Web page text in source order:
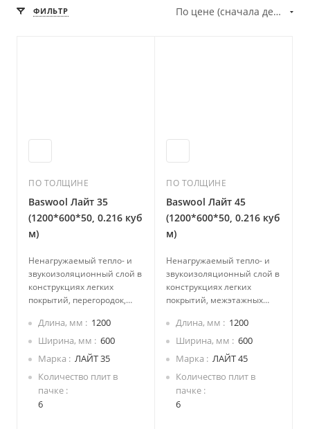
ФИЛЬТР По цене (сначала дешёвые)
ПО ТОЛЩИНЕ
Baswool Лайт 35
(1200*600*50, 0.216 куб
м)
Ненагружаемый тепло- и
звукоизоляционный слой в
конструкциях легких
покрытий, перегородок,
межэтажных перекрытий,
покрытий скатных кровель,
в том числе мансардных,
полов с укладкой изоляции
между лагами.
Средний
теплоизоляционный слой в
Длина, мм
1200
Ширина, мм
600
Марка
ЛАЙТ 35
Количество плит в
пачке
6
ПО ТОЛЩИНЕ
Baswool Лайт 45
(1200*600*50, 0.216 куб
м)
Ненагружаемый тепло- и
звукоизоляционный слой в
конструкциях легких
покрытий, межэтажных
укладкой изоляции между
лагами.
Длина, мм
1200
Ширина, мм
600
Марка
ЛАЙТ 45
Количество плит в
пачке
6